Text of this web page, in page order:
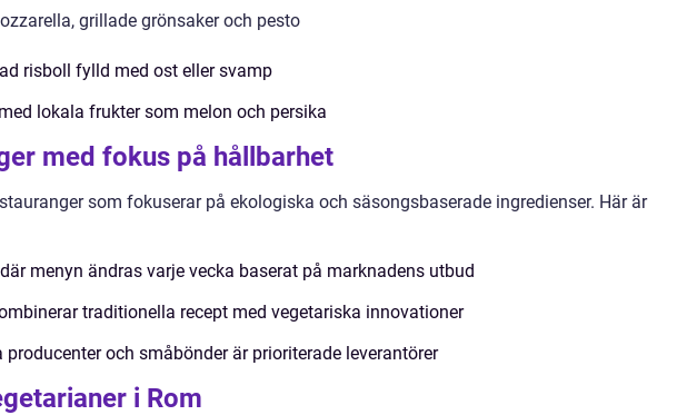
grillade grönsaker och pesto
risboll fylld med ost eller svamp
lokala frukter som melon och persika
med fokus på hållbarhet
som fokuserar på ekologiska och säsongsbaserade ingredienser. Här är
menyn ändras varje vecka baserat på marknadens utbud
traditionella recept med vegetariska innovationer
producenter och småbönder är prioriterade leverantörer
i Rom